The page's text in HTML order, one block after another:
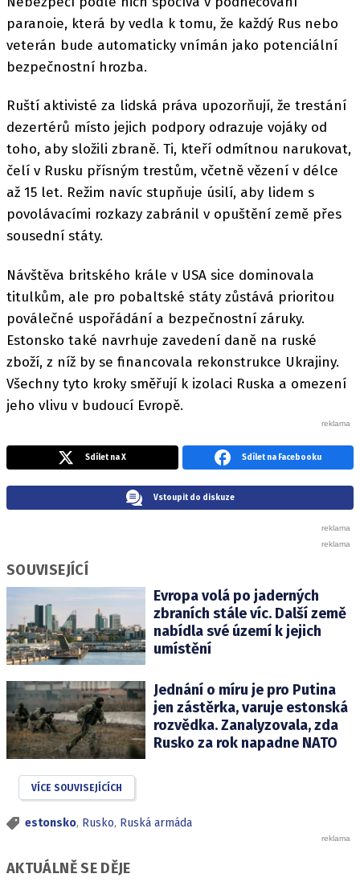
paranoie, která by vedla k tomu, že každý Rus nebo
veterán bude automaticky vnímán jako potenciální
bezpečnostní hrozba.
Ruští aktivisté za lidská práva upozorňují, že trestání
dezertérů místo jejich podpory odrazuje vojáky od
toho, aby složili zbraně. Ti, kteří odmítnou narukovat,
čelí v Rusku přísným trestům, včetně vězení v délce
až 15 let. Režim navíc stupňuje úsilí, aby lidem s
povolávacími rozkazy zabránil v opuštění země přes
sousední státy.
Návštěva britského krále v USA sice dominovala
titulkům, ale pro pobaltské státy zůstává prioritou
poválečné uspořádání a bezpečnostní záruky.
Estonsko také navrhuje zavedení daně na ruské
zboží, z níž by se financovala rekonstrukce Ukrajiny.
Všechny tyto kroky směřují k izolaci Ruska a omezení
jeho vlivu v budoucí Evropě.
Sdílet na X Sdílet na Facebooku
Vstoupit do diskuze
SOUVISEJÍCÍ
Evropa volá po jaderných
zbraních stále víc. Další země
nabídla své území k jejich
umístění
Jednání o míru je pro Putina
jen zástěrka, varuje estonská
rozvědka. Zanalyzovala, zda
Rusko za rok napadne NATO
VÍCE SOUVISEJÍCÍCH
estonsko, Rusko, Ruská armáda
AKTUÁLNĚ SE DĚJE